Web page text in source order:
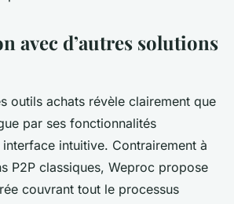
avec d’autres solutions
outils achats révèle clairement que
par ses fonctionnalités
intuitive. Contrairement à
P2P classiques, Weproc propose
couvrant tout le processus